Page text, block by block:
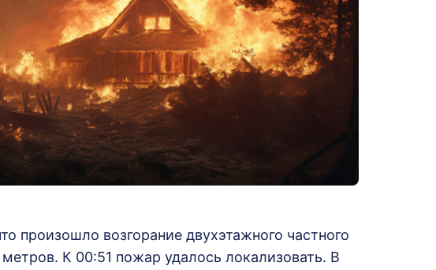
произошло возгорание двухэтажного частного
К 00:51 пожар удалось локализовать. В